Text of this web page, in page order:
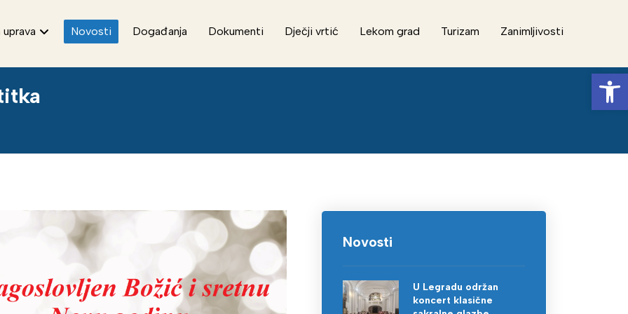
Novosti Događanja Dokumenti Dječji vrtić Lekom grad Turizam Zanimljivosti
Novosti
U Legradu održan
koncert klasične